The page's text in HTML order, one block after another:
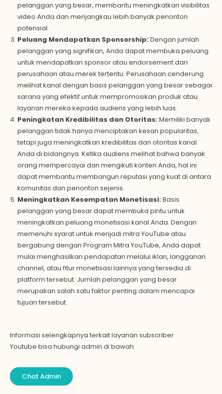
pelanggan yang besar, membantu meningkatkan visibilitas
video Anda dan menjangkau lebih banyak penonton
potensial.
Peluang Mendapatkan Sponsorship:Dengan jumlah
pelanggan yang signifikan, Anda dapat membuka peluang
untuk mendapatkan sponsor atau endorsement dari
perusahaan atau merek tertentu. Perusahaan cenderung
melihat kanal dengan basis pelanggan yang besar sebagai
sarana yang efektif untuk mempromosikan produk atau
layanan mereka kepada audiens yang lebih luas.
Peningkatan Kredibilitas dan Otoritas:Memiliki banyak
pelanggan tidak hanya menciptakan kesan popularitas,
tetapi juga meningkatkan kredibilitas dan otoritas kanal
Anda di bidangnya. Ketika audiens melihat bahwa banyak
orang mempercayai dan mengikuti konten Anda, hal ini
dapat membantu membangun reputasi yang kuat di antara
komunitas dan penonton sejenis.
Meningkatkan Kesempatan Monetisasi:Basis
pelanggan yang besar dapat membuka pintu untuk
meningkatkan peluang monetisasi kanal Anda. Dengan
memenuhi syarat untuk menjadi mitra YouTube atau
bergabung dengan Program Mitra YouTube, Anda dapat
mulai menghasilkan pendapatan melalui iklan, langganan
channel, atau fitur monetisasi lainnya yang tersedia di
platform tersebut. Jumlah pelanggan yang besar
merupakan salah satu faktor penting dalam mencapai
tujuan tersebut.
Informasi selengkapnya terkait layanan subscriber
Youtube bisa hubungi admin di bawah
Chat Admin